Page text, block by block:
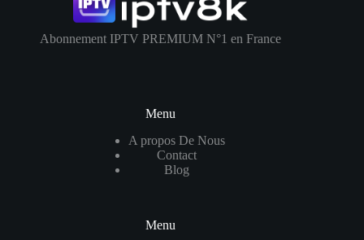
Abonnement IPTV PREMIUM N°1 en France
Menu
A propos De Nous
Contact
Blog
Menu